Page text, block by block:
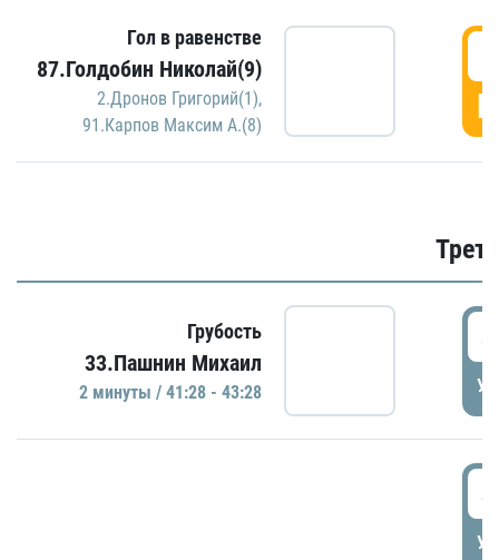
Гол в равенстве
87.Голдобин Николай(9)
2.Дронов Григорий(1),
91.Карпов Максим А.(8)
Грубость
33.Пашнин Михаил
2 минуты / 41:28 - 43:28